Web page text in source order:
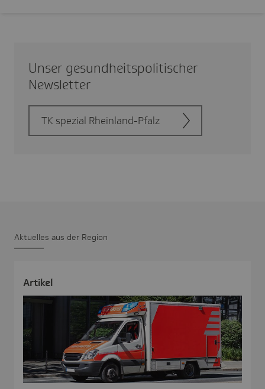
Unser gesund­heits­po­li­ti­scher
News­letter
TK spezial Rhein­land-Pfalz
Aktu­elles aus der Region
Artikel